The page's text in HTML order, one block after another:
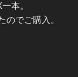
本。
のでご購入。